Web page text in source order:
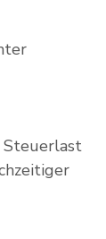
Steuerlast